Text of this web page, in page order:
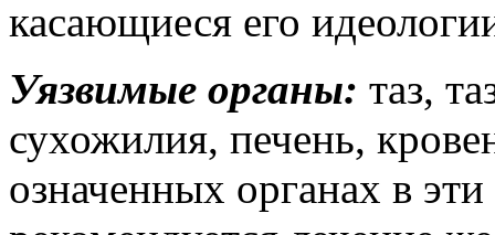
касающиеся его
Уязвимые органы: таз,
сухожилия, печень,
означенных органах в